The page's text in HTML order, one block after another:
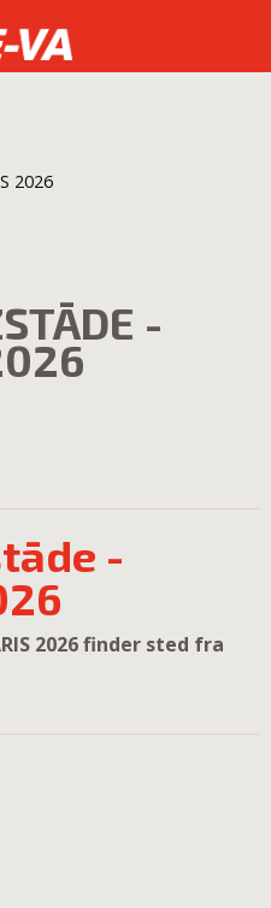
2026
-
-
2026 finder sted fra